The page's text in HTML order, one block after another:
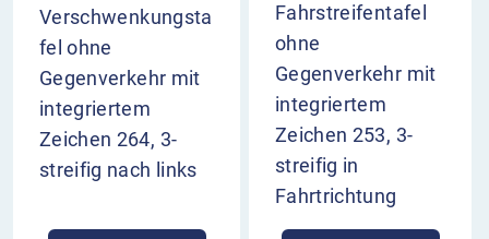
Verschwenkungsta
fel ohne
Gegenverkehr mit
integriertem
Zeichen 264, 3-
streifig nach links
Fahrstreifentafel
ohne
Gegenverkehr mit
integriertem
Zeichen 253, 3-
streifig in
Fahrtrichtung